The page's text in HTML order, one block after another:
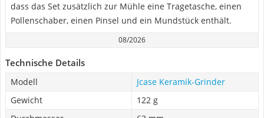
dass das Set zusätzlich zur Mühle eine Tragetasche, einen
Pollenschaber, einen Pinsel und ein Mundstück enthält.
08/2026
Technische Details
Modell
Jcase Keramik-Grinder
Gewicht
122 g